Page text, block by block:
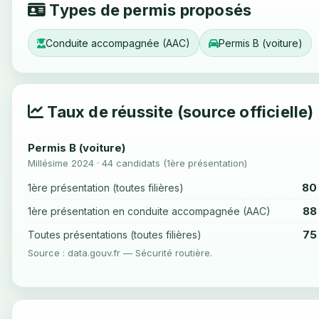
Types de permis proposés
Conduite accompagnée (AAC) Permis B (voiture)
Taux de réussite (source officielle)
Permis B (voiture)
Millésime 2024 · 44 candidats (1ère présentation)
1ère présentation (toutes filières) 80
1ère présentation en conduite accompagnée (AAC) 88
Toutes présentations (toutes filières) 75
Source : data.gouv.fr — Sécurité routière.